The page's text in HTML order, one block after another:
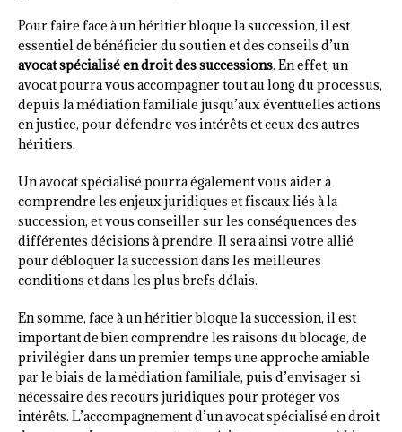
Pour faire face à un héritier bloque la succession, il est
essentiel de bénéficier du soutien et des conseils d’un
avocat spécialisé en droit des successions. En effet, un
avocat pourra vous accompagner tout au long du processus,
depuis la médiation familiale jusqu’aux éventuelles actions
en justice, pour défendre vos intérêts et ceux des autres
héritiers.
Un avocat spécialisé pourra également vous aider à
comprendre les enjeux juridiques et fiscaux liés à la
succession, et vous conseiller sur les conséquences des
différentes décisions à prendre. Il sera ainsi votre allié
pour débloquer la succession dans les meilleures
conditions et dans les plus brefs délais.
En somme, face à un héritier bloque la succession, il est
important de bien comprendre les raisons du blocage, de
privilégier dans un premier temps une approche amiable
par le biais de la médiation familiale, puis d’envisager si
nécessaire des recours juridiques pour protéger vos
intérêts. L’accompagnement d’un avocat spécialisé en droit